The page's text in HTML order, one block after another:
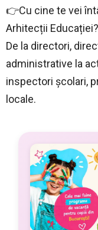
👉Cu cine te vei
Arhitecții Educației?
De la directori,
administrative la
inspectori școlari,
locale.